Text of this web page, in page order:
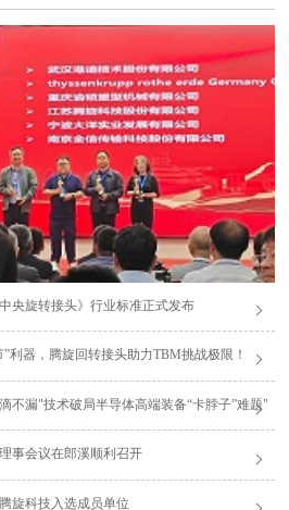
央旋转接头》行业标准正式发布
利器，腾旋回转接头助力TBM挑战极限！
不漏"技术破局半导体高端装备“卡脖子”难题"
事会议在郎溪顺利召开
旋科技入选成员单位